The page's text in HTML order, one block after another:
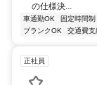
の仕様決...
車通勤OK 固定時間制
ブランクOK
交通費支
正社員